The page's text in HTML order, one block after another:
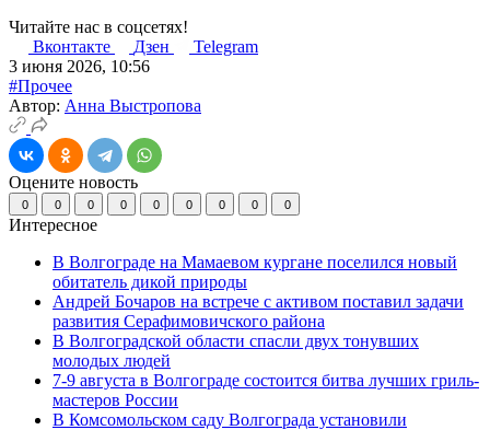
Читайте нас в соцсетях!
Вконтакте
Дзен
Telegram
3 июня 2026, 10:56
#Прочее
Автор: Анна Выстропова
Оцените новость
0 0 0 0 0 0 0 0 0
Интересное
В Волгограде на Мамаевом кургане поселился новый
обитатель дикой природы
Андрей Бочаров на встрече с активом поставил задачи
развития Серафимовичского района
В Волгоградской области спасли двух тонувших
молодых людей
7-9 августа в Волгограде состоится битва лучших гриль-
мастеров России
В Комсомольском саду Волгограда установили